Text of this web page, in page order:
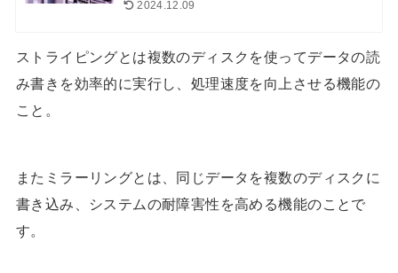
2024.12.09
ストライピングとは複数のディスクを使ってデータの読
み書きを効率的に実行し、処理速度を向上させる機能の
こと。
またミラーリングとは、同じデータを複数のディスクに
書き込み、システムの耐障害性を高める機能のことで
す。